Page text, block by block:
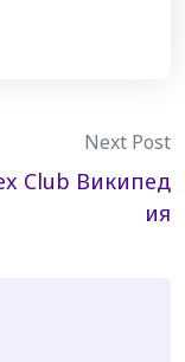
Next Post
Club Википед
ия